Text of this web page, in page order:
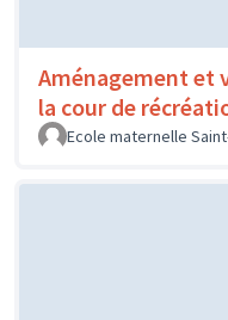
Aménagement et
la cour de
Ecole maternelle